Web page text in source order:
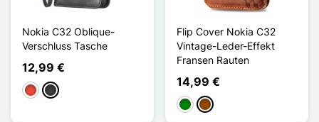
Nokia C32 Oblique-
Verschluss Tasche
12,99 €
Rot Dunkelgrau
Flip Cover Nokia C32
Vintage-Leder-Effekt
Fransen Rauten
14,99 €
GrünBraun